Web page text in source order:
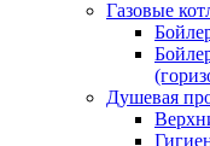
Газовые
Душевая